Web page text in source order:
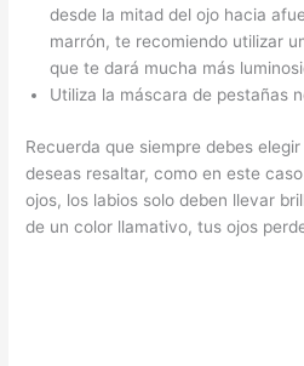
desde la mitad del ojo hacia
marrón, te recomiendo utilizar
que te dará mucha más
Utiliza la máscara de pestañas
Recuerda que siempre debes
deseas resaltar, como en este
ojos, los labios solo deben llevar
de un color llamativo, tus ojos